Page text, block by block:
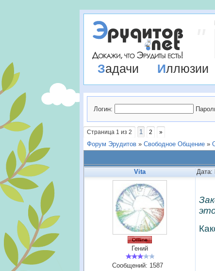
Задачи Иллюзии
Логин:
Страница 1 из 2 1 2 »
Форум Эрудитов » Свободное Общение »
Vita Дата:
Гений
Сообщений: 1587